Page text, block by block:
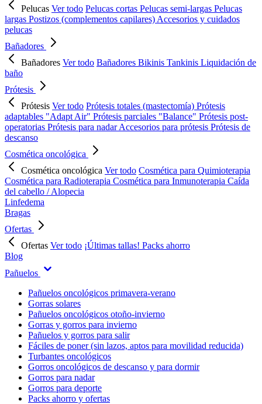
Pelucas Ver todo Pelucas cortas Pelucas semi-largas Pelucas
largas Postizos (complementos capilares) Accesorios y cuidados
pelucas
Bañadores
Bañadores Ver todo Bañadores Bikinis Tankinis Liquidación de
baño
Prótesis
Prótesis Ver todo Prótesis totales (mastectomía) Prótesis
adaptables "Adapt Air" Prótesis parciales "Balance" Prótesis post-
operatorias Prótesis para nadarAccesorios para prótesis Prótesis de
descanso
Cosmética oncológica
Cosmética oncológica Ver todo Cosmética para Quimioterapia
Cosmética para Radioterapia Cosmética para Inmunoterapia Caída
del cabello / Alopecia
Linfedema
Bragas
Ofertas
Ofertas Ver todo ¡Últimas tallas! Packs ahorro
Blog
Pañuelos
Pañuelos oncológicos primavera-verano
Gorras solares
Pañuelos oncológicos otoño-invierno
Gorras y gorros para invierno
Pañuelos y gorros para salir
Fáciles de poner (sin lazos, aptos para movilidad reducida)
Turbantes oncológicos
Gorros oncológicos de descanso y para dormir
Gorros para nadar
Gorros para deporte
Packs ahorro y ofertas